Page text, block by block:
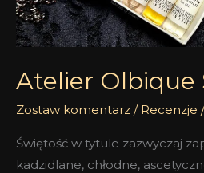
Atelier Olbique
Zostaw komentarz / Recenzje
Świętość w tytule zazwyczaj
kadzidlane, chłodne,